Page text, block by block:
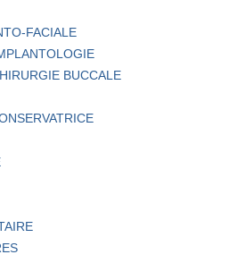
FACIALE
BUCCALE